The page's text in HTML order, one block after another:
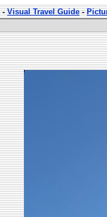
-Visual Travel Guide-